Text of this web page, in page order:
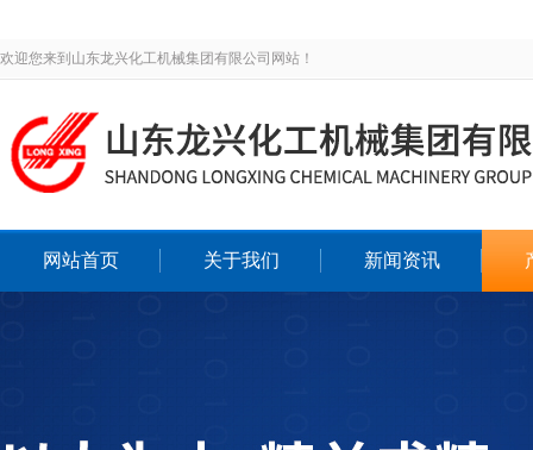
欢迎您来到山东龙兴化工机械集团有限公司网站！
网站首页 关于我们 新闻资讯